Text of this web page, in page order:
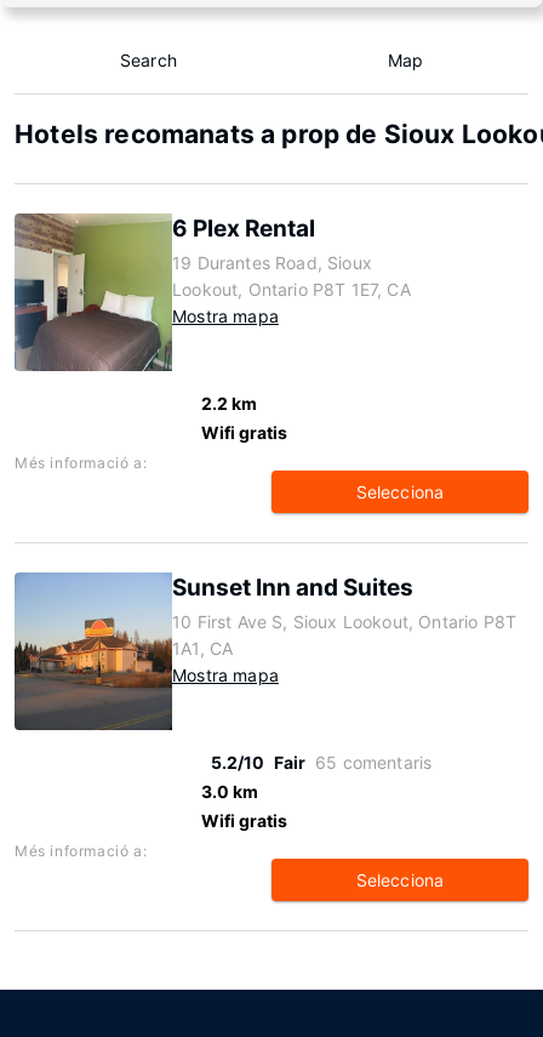
Search Map
Hotels recomanats a prop de Sioux
6 Plex Rental
19 Durantes Road, Sioux
Lookout, Ontario P8T 1E7, CA
Mostra mapa
2.2 km
Wifi gratis
Més informació a:
Selecciona
Sunset Inn and Suites
10 First Ave S, Sioux Lookout, Ontario P8T
1A1, CA
Mostra mapa
5.2/10 Fair 65 comentaris
3.0 km
Wifi gratis
Més informació a:
Selecciona